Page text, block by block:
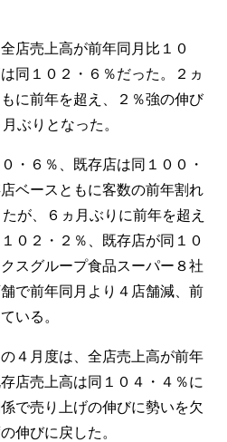
店売上高が前年同月比１０
同１０２・６％だった。２ヵ
に前年を超え、２％強の伸び
ぶりとなった。
・６％、既存店は同１００・
ベースともに客数の前年割れ
が、６ヵ月ぶりに前年を超え
０２・２％、既存店が同１０
スグループ食品スーパー８社
で前年同月より４店舗減、前
いる。
４月度は、全店売上高が前年
店売上高は同１０４・４％に
で売り上げの伸びに勢いを欠
伸びに戻した。